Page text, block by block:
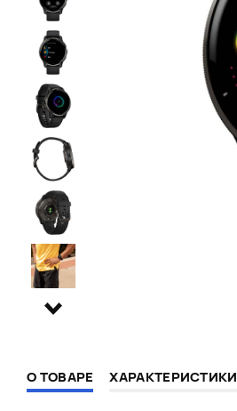
О ТОВАРЕ ХАРАКТЕРИСТИКИ